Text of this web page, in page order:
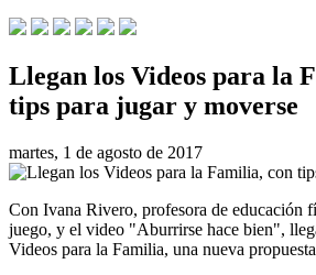
Llegan los Videos para la
tips para jugar y moverse
martes, 1 de agosto de 2017
Con Ivana Rivero, profesora de educación
juego, y el video "Aburrirse hace bien",
Videos para la Familia, una nueva